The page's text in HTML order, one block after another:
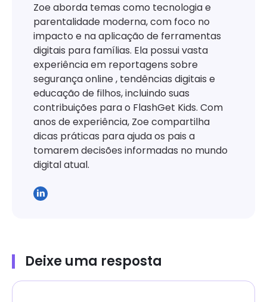
Zoe aborda temas como tecnologia e
parentalidade moderna, com foco no
impacto e na aplicação de ferramentas
digitais para famílias. Ela possui vasta
experiência em reportagens sobre
segurança online , tendências digitais e
educação de filhos, incluindo suas
contribuições para o FlashGet Kids. Com
anos de experiência, Zoe compartilha
dicas práticas para ajuda os pais a
tomarem decisões informadas no mundo
digital atual.
Deixe uma resposta